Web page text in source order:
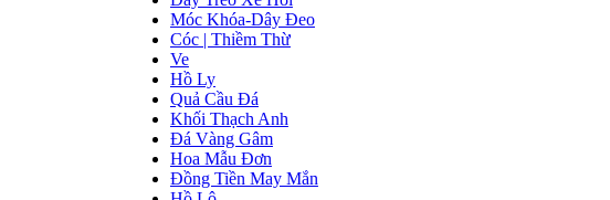
Móc Khóa-Dây Đeo
Cóc | Thiềm Thừ
Ve
Hồ Ly
Quả Cầu Đá
Khối Thạch Anh
Đá Vàng Gâm
Hoa Mẫu Đơn
Đồng Tiền May Mắn